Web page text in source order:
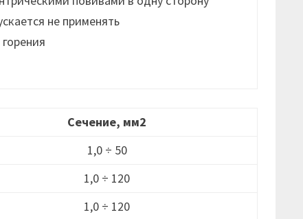
не применять
Сечение, мм2
1,0 ÷ 50
1,0 ÷ 120
1,0 ÷ 120